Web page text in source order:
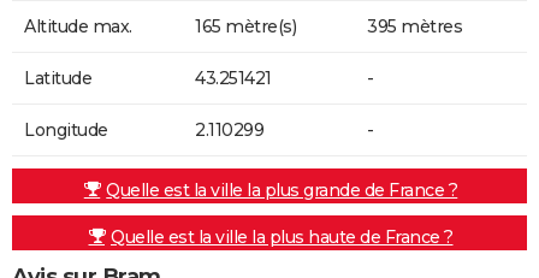
Altitude max. 165 mètre(s) 395 mètres
Latitude 43.251421 -
Longitude 2.110299 -
Quelle est la ville la plus grande de France ?
Quelle est la ville la plus haute de France ?